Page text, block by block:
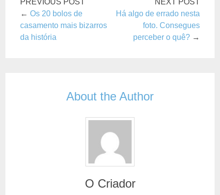
PREVIOUS POST
←Os 20 bolos de
casamento mais bizarros
da história
NEXT POST
Há algo de errado nesta
foto. Consegues
perceber o quê?→
About the Author
O Criador